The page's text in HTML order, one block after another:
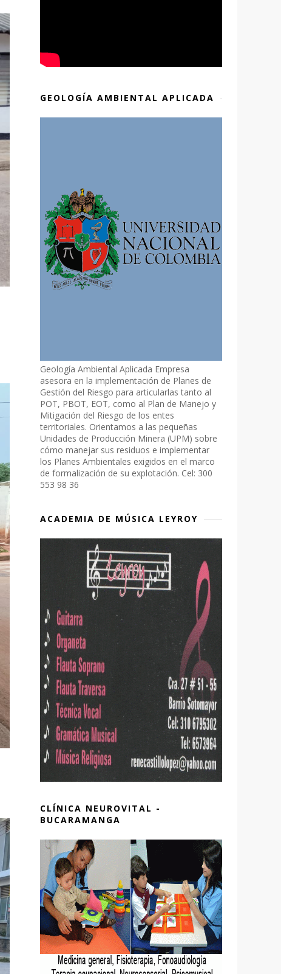
GEOLOGÍA AMBIENTAL APLICADA
Geología Ambiental Aplicada Empresa
asesora en la implementación de Planes de
Gestión del Riesgo para articularlas tanto al
POT, PBOT, EOT, como al Plan de Manejo y
Mitigación del Riesgo de los entes
territoriales. Orientamos a las pequeñas
Unidades de Producción Minera (UPM) sobre
cómo manejar sus residuos e implementar
los Planes Ambientales exigidos en el marco
de formalización de su explotación. Cel: 300
553 98 36
ACADEMIA DE MÚSICA LEYROY
CLÍNICA NEUROVITAL -
BUCARAMANGA